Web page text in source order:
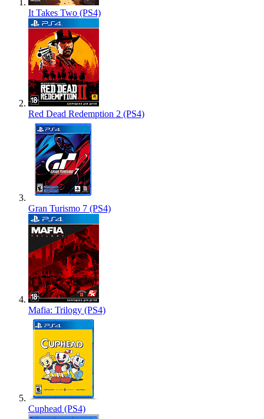
It Takes Two (PS4)
Red Dead Redemption 2 (PS4)
Gran Turismo 7 (PS4)
Mafia: Trilogy (PS4)
Cuphead (PS4)